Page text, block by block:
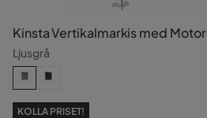
Kinsta Vertikalmarkis med Motor
Ljusgrå
KOLLA PRISET!